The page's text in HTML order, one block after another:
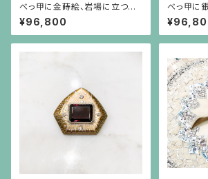
べっ甲に金蒔絵、岩場に立つ山
羊とアーカンサス模様のブロー
チ（小）
¥96,800
べっ甲に
小の真珠